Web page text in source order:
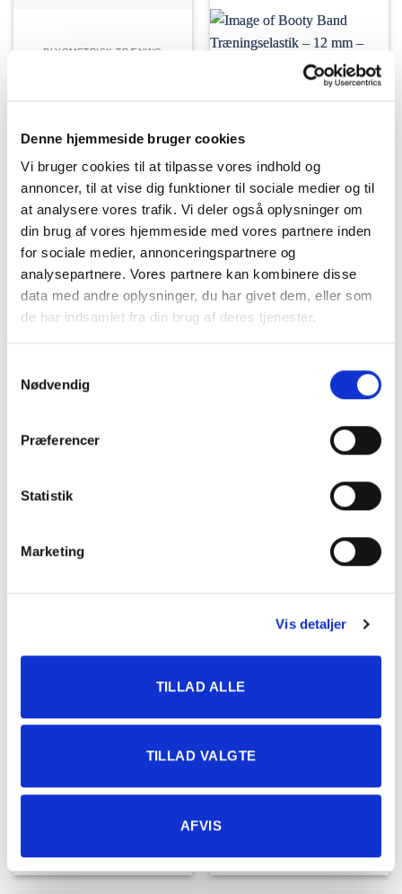
Denne hjemmeside bruger cookies
Vi bruger cookies til at tilpasse vores indhold og
annoncer, til at vise dig funktioner til sociale medier og til
at analysere vores trafik. Vi deler også oplysninger om
din brug af vores hjemmeside med vores partnere inden
for sociale medier, annonceringspartnere og
analysepartnere. Vores partnere kan kombinere disse
data med andre oplysninger, du har givet dem, eller som
de har indsamlet fra din brug af deres tjenester.
Nødvendig
Præferencer
Statistik
Marketing
Vis detaljer
TILLAD ALLE
TILLAD VALGTE
AFVIS
PLYOMETRISK TRÆNING
29,00kr.
TILFØJ TIL KURV
PLYOMETRISK TRÆNING
Booty Band Træningselastik
– 12 mm – Sort – Meget
Stræk
59,00kr.
TILFØJ TIL KURV
PLYOMETRISK TRÆNING
– 10 mm – Rød – Stærk
PLYOMETRISK TRÆNING
– 0,8 mm – Gul – Middel